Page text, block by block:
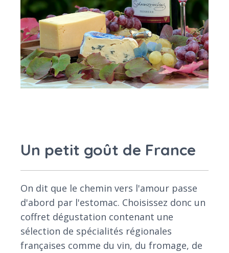
Un petit goût de France
On dit que le chemin vers l'amour passe
d'abord par l'estomac. Choisissez donc un
coffret dégustation contenant une
sélection de spécialités régionales
françaises comme du vin, du fromage, de